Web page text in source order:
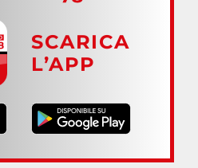
SCARICA
L’APP